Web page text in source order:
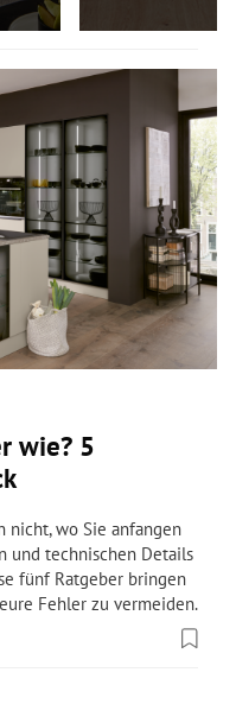
wie? 5
nicht, wo Sie anfangen
und technischen Details
fünf Ratgeber bringen
Fehler zu vermeiden.